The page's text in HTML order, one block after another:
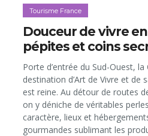
Tourisme France
Douceur de vivre
pépites et coins
Porte d’entrée du Sud-Ouest,
destination d’Art de Vivre et de
est reine. Au détour de routes
on y déniche de véritables
caractère, lieux et
gourmandes sublimant les